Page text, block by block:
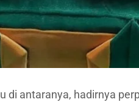
di antaranya, hadirnya